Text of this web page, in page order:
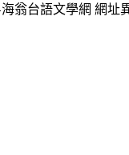
海翁台語文學網 網址